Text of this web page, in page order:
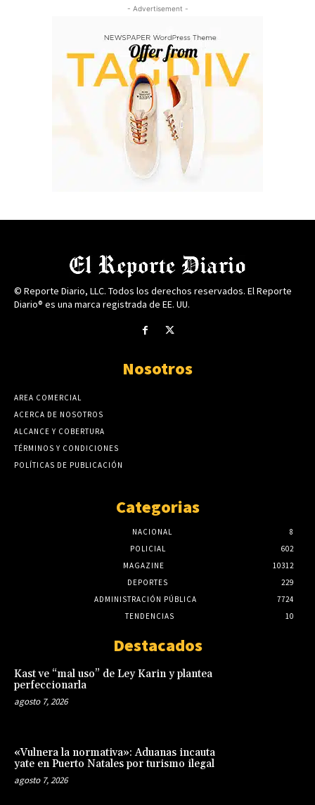
- Advertisement -
© Reporte Diario, LLC. Todos los derechos reservados. El Reporte
Diario® es una marca registrada de EE. UU.
Nosotros
AREA COMERCIAL
ACERCA DE NOSOTROS
ALCANCE Y COBERTURA
TÉRMINOS Y CONDICIONES
POLÍTICAS DE PUBLICACIÓN
Categorias
NACIONAL
8
POLICIAL
602
MAGAZINE
10312
DEPORTES
229
ADMINISTRACIÓN PÚBLICA
7724
TENDENCIAS
10
Destacados
Kast ve “mal uso” de Ley Karin y plantea
perfeccionarla
agosto 7, 2026
«Vulnera la normativa»: Aduanas incauta
yate en Puerto Natales por turismo ilegal
agosto 7, 2026